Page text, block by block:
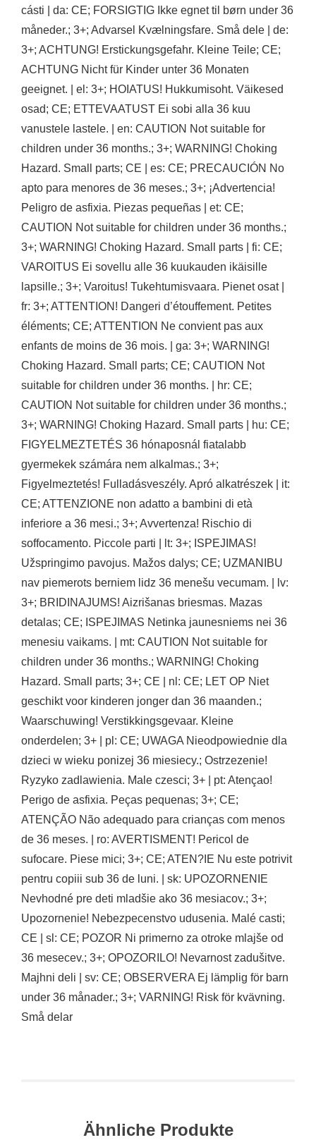
cásti | da: CE; FORSIGTIG Ikke egnet til børn under 36
måneder.; 3+; Advarsel Kvælningsfare. Små dele | de:
3+; ACHTUNG! Erstickungsgefahr. Kleine Teile; CE;
ACHTUNG Nicht für Kinder unter 36 Monaten
geeignet. | el: 3+; HOIATUS! Hukkumisoht. Väikesed
osad; CE; ETTEVAATUST Ei sobi alla 36 kuu
vanustele lastele. | en: CAUTION Not suitable for
children under 36 months.; 3+; WARNING! Choking
Hazard. Small parts; CE | es: CE; PRECAUCIÓN No
apto para menores de 36 meses.; 3+; ¡Advertencia!
Peligro de asfixia. Piezas pequeñas | et: CE;
CAUTION Not suitable for children under 36 months.;
3+; WARNING! Choking Hazard. Small parts | fi: CE;
VAROITUS Ei sovellu alle 36 kuukauden ikäisille
lapsille.; 3+; Varoitus! Tukehtumisvaara. Pienet osat |
fr: 3+; ATTENTION! Dangeri d’étouffement. Petites
éléments; CE; ATTENTION Ne convient pas aux
enfants de moins de 36 mois. | ga: 3+; WARNING!
Choking Hazard. Small parts; CE; CAUTION Not
suitable for children under 36 months. | hr: CE;
CAUTION Not suitable for children under 36 months.;
3+; WARNING! Choking Hazard. Small parts | hu: CE;
FIGYELMEZTETÉS 36 hónaposnál fiatalabb
gyermekek számára nem alkalmas.; 3+;
Figyelmeztetés! Fulladásveszély. Apró alkatrészek | it:
CE; ATTENZIONE non adatto a bambini di età
inferiore a 36 mesi.; 3+; Avvertenza! Rischio di
soffocamento. Piccole parti | lt: 3+; ISPEJIMAS!
Užspringimo pavojus. Mažos dalys; CE; UZMANIBU
nav piemerots berniem lidz 36 menešu vecumam. | lv:
3+; BRIDINAJUMS! Aizrišanas briesmas. Mazas
detalas; CE; ISPEJIMAS Netinka jaunesniems nei 36
menesiu vaikams. | mt: CAUTION Not suitable for
children under 36 months.; WARNING! Choking
Hazard. Small parts; 3+; CE | nl: CE; LET OP Niet
geschikt voor kinderen jonger dan 36 maanden.;
Waarschuwing! Verstikkingsgevaar. Kleine
onderdelen; 3+ | pl: CE; UWAGA Nieodpowiednie dla
dzieci w wieku ponizej 36 miesiecy.; Ostrzezenie!
Ryzyko zadlawienia. Male czesci; 3+ | pt: Atençao!
Perigo de asfixia. Peças pequenas; 3+; CE;
ATENÇÃO Não adequado para crianças com menos
de 36 meses. | ro: AVERTISMENT! Pericol de
sufocare. Piese mici; 3+; CE; ATEN?IE Nu este potrivit
pentru copiii sub 36 de luni. | sk: UPOZORNENIE
Nevhodné pre deti mladšie ako 36 mesiacov.; 3+;
Upozornenie! Nebezpecenstvo udusenia. Malé casti;
CE | sl: CE; POZOR Ni primerno za otroke mlajše od
36 mesecev.; 3+; OPOZORILO! Nevarnost zadušitve.
Majhni deli | sv: CE; OBSERVERA Ej lämplig för barn
under 36 månader.; 3+; VARNING! Risk för kvävning.
Små delar
Ähnliche Produkte